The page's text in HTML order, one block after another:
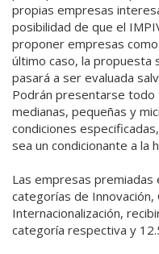
propias empresas
posibilidad de que el
proponer empresas
último caso, la propuesta
pasará a ser evaluada
Podrán presentarse
medianas, pequeñas y
condiciones
sea un condicionante a la
Las empresas premiadas
categorías de Innovación,
Internacionalización,
categoría respectiva y